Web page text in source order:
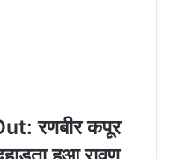
रणबीर कपूर